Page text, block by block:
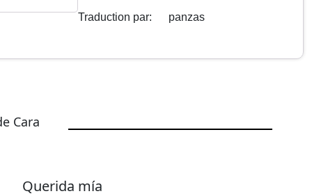
Traduction par: panzas
Cara
Querida mía